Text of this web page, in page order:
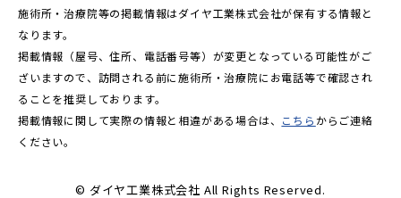
施術所・治療院等の掲載情報はダイヤ工業株式会社が保有する情報と
なります。
掲載情報（屋号、住所、電話番号等）が変更となっている可能性がご
ざいますので、訪問される前に施術所・治療院にお電話等で確認され
ることを推奨しております。
掲載情報に関して実際の情報と相違がある場合は、 こちら からご連絡
ください。
© ダイヤ工業株式会社 All Rights Reserved.